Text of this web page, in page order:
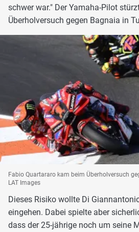
schwer war." Der Yamaha-Pilot
Überholversuch gegen Bagnaia in
Fabio Quartararo kam beim Überholversuch
LAT Images
Dieses Risiko wollte Di
eingehen. Dabei spielte aber
dass der 25-jährige noch um seine